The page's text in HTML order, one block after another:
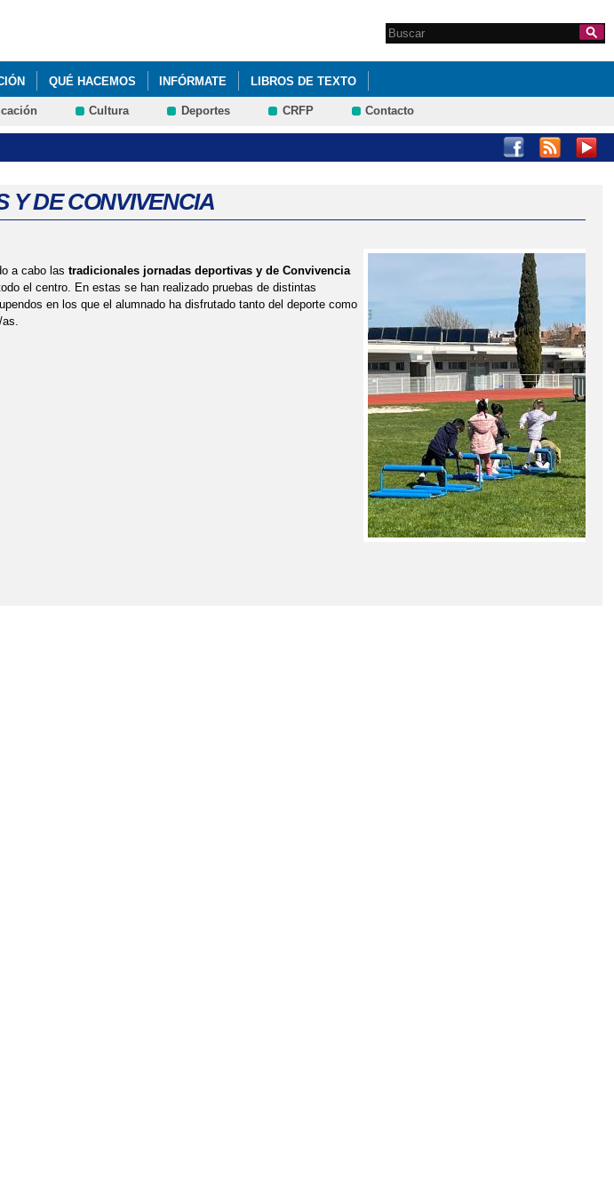
Formulario de
Search this site
QUÉ HACEMOS INFÓRMATE LIBROS DE TEXTO
Cultura Deportes CRFP Contacto
Y DE CONVIVENCIA
a cabo las tradicionales jornadas deportivas y de Convivencia
el centro. En estas se han realizado pruebas de distintas
en los que el alumnado ha disfrutado tanto del deporte como
as.